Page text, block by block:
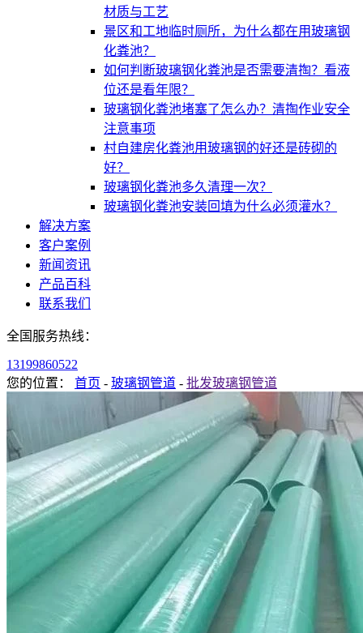
材质与工艺
景区和工地临时厕所，为什么都在用玻璃钢
化粪池？
如何判断玻璃钢化粪池是否需要清掏？看液
位还是看年限？
玻璃钢化粪池堵塞了怎么办？清掏作业安全
注意事项
村自建房化粪池用玻璃钢的好还是砖砌的
好？
玻璃钢化粪池多久清理一次？
玻璃钢化粪池安装回填为什么必须灌水？
解决方案
客户案例
新闻资讯
产品百科
联系我们
全国服务热线：
13199860522
您的位置： 首页 - 玻璃钢管道 - 批发玻璃钢管道